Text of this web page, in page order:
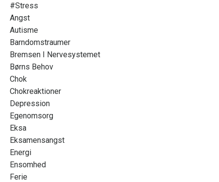
#stress
Angst
Autisme
Barndomstraumer
Bremsen I Nervesystemet
Børns Behov
Chok
Chokreaktioner
Depression
Egenomsorg
Eksa
Eksamensangst
Energi
Ensomhed
Ferie